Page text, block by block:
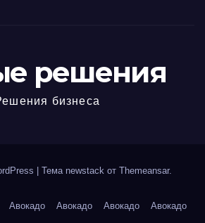
решения
бизнеса
Тема newstack от Themeansar.
Авокадо Авокадо Авокадо Авокадо